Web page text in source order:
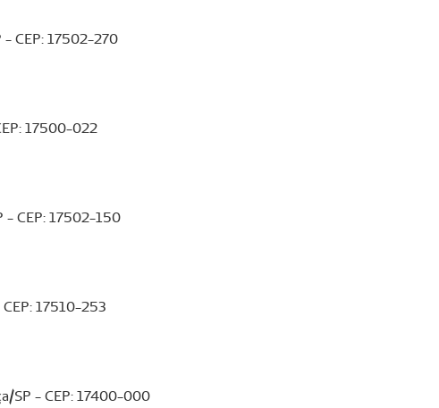
CEP: 17502-270
17500-022
- CEP: 17502-150
17510-253
SP - CEP: 17400-000